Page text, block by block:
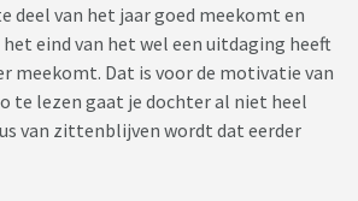
deel van het jaar goed meekomt en
eind van het wel een uitdaging heeft
meekomt. Dat is voor de motivatie van
te lezen gaat je dochter al niet heel
van zittenblijven wordt dat eerder